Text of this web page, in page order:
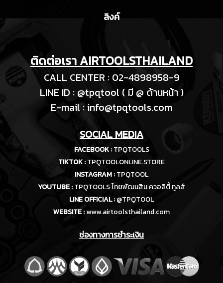
ลิงค์
ติดต่อเรา AIRTOOLSTHAILAND
CALL CENTER : 02-4898958-9
LINE ID : @tpqtool ( มี @ ด้านหน้า )
E-mail :info@tpqtools.com
SOCIAL MEDIA
FACEBOOK : TPQTOOLS
TIKTOK :TPQTOOLONLINE.STORE
INSTAGRAM :TPQTOOL
YOUTUBE :TPQTOOLS ไทยพัฒนสิน ควอลิตี้ ทูลส์
LINE OFFICIAL :@TPQTOOL
WEBSITE :www.airtoolsthailand.com
ช่องทางการชำระเงิน